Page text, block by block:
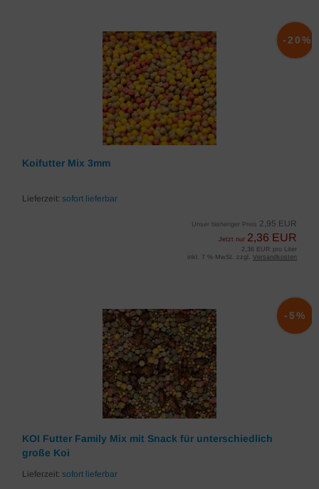
Koifutter Mix 3mm
Lieferzeit: sofort lieferbar
Unser bisheriger Preis 2,95 EUR
Jetzt nur 2,36 EUR
-20%
2,36 EUR pro Liter
inkl. 7 % MwSt. zzgl. Versandkosten
KOI Futter Family Mix mit Snack für unterschiedlich
große Koi
Lieferzeit: sofort lieferbar
-5%